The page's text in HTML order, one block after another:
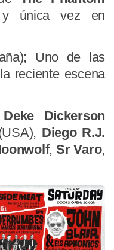
única vez en
Uno de las
reciente escena
Deke Dickerson
Diego R.J.
,Sr Varo,